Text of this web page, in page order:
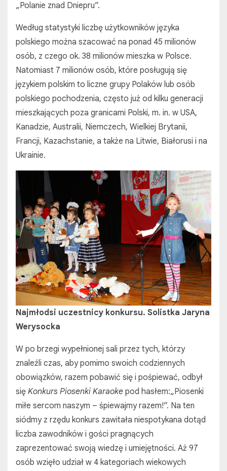
„Polanie znad Dniepru”.
Według statystyki liczbę użytkowników języka
polskiego można szacować na ponad 45 milionów
osób, z czego ok. 38 milionów mieszka w Polsce.
Natomiast 7 milionów osób, które posługują się
językiem polskim to liczne grupy Polaków lub osób
polskiego pochodzenia, często już od kilku generacji
mieszkających poza granicami Polski, m. in. w USA,
Kanadzie, Australii, Niemczech, Wielkiej Brytanii,
Francji, Kazachstanie, a także na Litwie, Białorusi i na
Ukrainie.
Najmłodsi uczestnicy konkursu. Solistka Jaryna
Werysocka
W po brzegi wypełnionej sali przez tych, którzy
znaleźli czas, aby pomimo swoich codziennych
obowiązków, razem pobawić się i pośpiewać, odbył
się Konkurs Piosenki Karaoke pod hasłem:„Piosenki
miłe sercom naszym – śpiewajmy razem!”. Na ten
siódmy z rzędu konkurs zawitała niespotykana dotąd
liczba zawodników i gości pragnących
zaprezentować swoją wiedzę i umiejętności. Aż 97
osób wzięło udział w 4 kategoriach wiekowych